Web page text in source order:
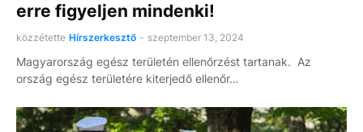
erre figyeljen mindenki!
közzétette Hírszerkesztő - szeptember 13, 2024
Magyarország egész területén ellenőrzést tartanak. Az
ország egész területére kiterjedő ellenőr…